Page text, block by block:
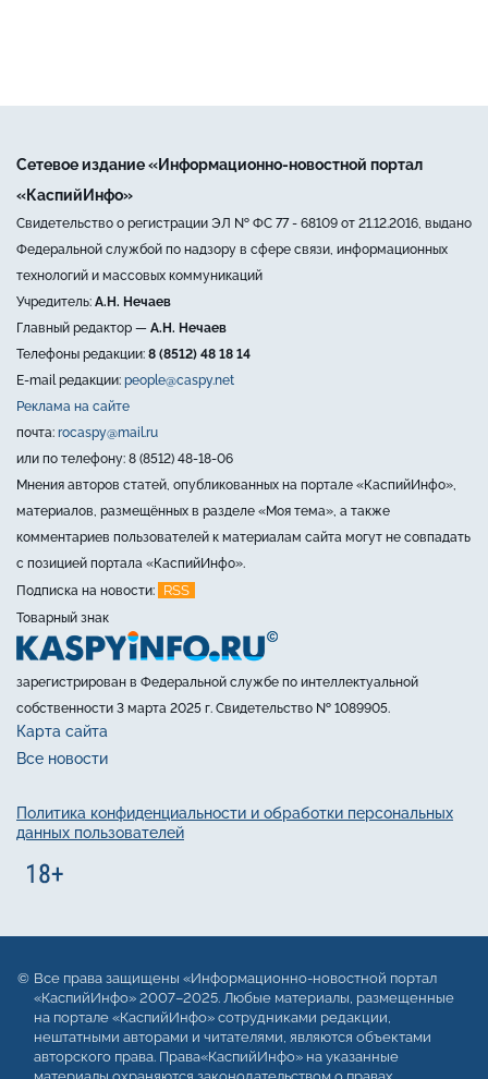
Сетевое издание «Информационно-новостной портал
«КаспийИнфо»
Свидетельство о регистрации ЭЛ № ФС 77 - 68109 от 21.12.2016, выдано
Федеральной службой по надзору в сфере связи, информационных
технологий и массовых коммуникаций
Учредитель: А.Н. Нечаев
Главный редактор — А.Н. Нечаев
Телефоны редакции: 8 (8512) 48 18 14
E-mail редакции: people@caspy.net
Реклама на сайте
почта: rocaspy@mail.ru
или по телефону: 8 (8512) 48-18-06
Мнения авторов статей, опубликованных на портале «КаспийИнфо»,
материалов, размещённых в разделе «Моя тема», а также
комментариев пользователей к материалам сайта могут не совпадать
с позицией портала «КаспийИнфо».
Подписка на новости:
RSS
Товарный знак
зарегистрирован в Федеральной службе по интеллектуальной
собственности 3 марта 2025 г. Свидетельство № 1089905.
Карта сайта
Все новости
Политика конфиденциальности и обработки персональных
данных пользователей
Все права защищены «Информационно-новостной портал
«КаспийИнфо» 2007–2025. Любые материалы, размещенные
на портале «КаспийИнфо» сотрудниками редакции,
нештатными авторами и читателями, являются объектами
авторского права. Права«КаспийИнфо» на указанные